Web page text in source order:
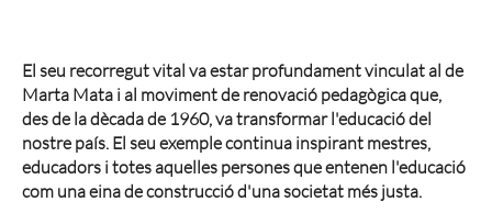
El seu recorregut vital va estar profundament vinculat al de
Marta Mata i al moviment de renovació pedagògica que,
des de la dècada de 1960, va transformar l'educació del
nostre país. El seu exemple continua inspirant mestres,
educadors i totes aquelles persones que entenen l'educació
com una eina de construcció d'una societat més justa.